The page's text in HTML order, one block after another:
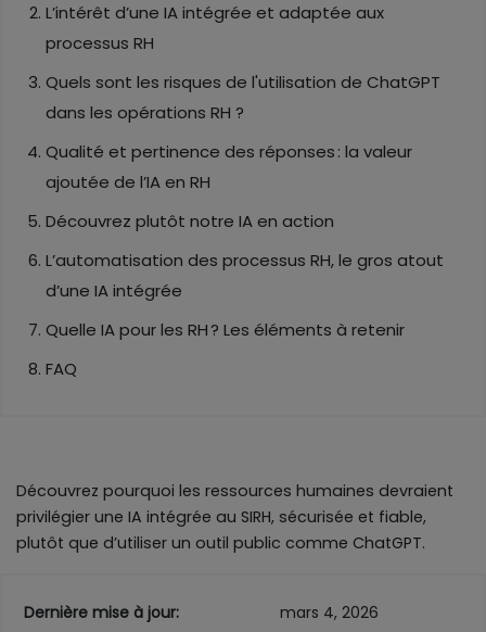
L’intérêt d’une IA intégrée et adaptée aux
processus RH
Quels sont les risques de l'utilisation de ChatGPT
dans les opérations RH ?
Qualité et pertinence des réponses : la valeur
ajoutée de l’IA en RH
Découvrez plutôt notre IA en action
L’automatisation des processus RH, le gros atout
d’une IA intégrée
Quelle IA pour les RH ? Les éléments à retenir
FAQ
Découvrez pourquoi les ressources humaines devraient
privilégier une IA intégrée au SIRH, sécurisée et fiable,
plutôt que d’utiliser un outil public comme ChatGPT.
Dernière mise à jour:
mars 4, 2026